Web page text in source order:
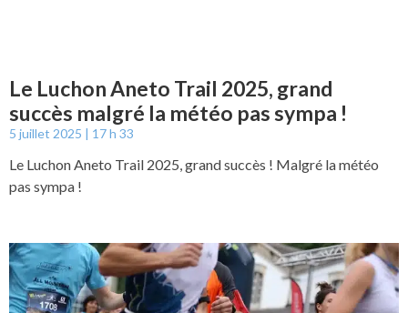
Le Luchon Aneto Trail 2025, grand
succès malgré la météo pas sympa !
5 juillet 2025 17 h 33
Le Luchon Aneto Trail 2025, grand succès ! Malgré la météo
pas sympa !